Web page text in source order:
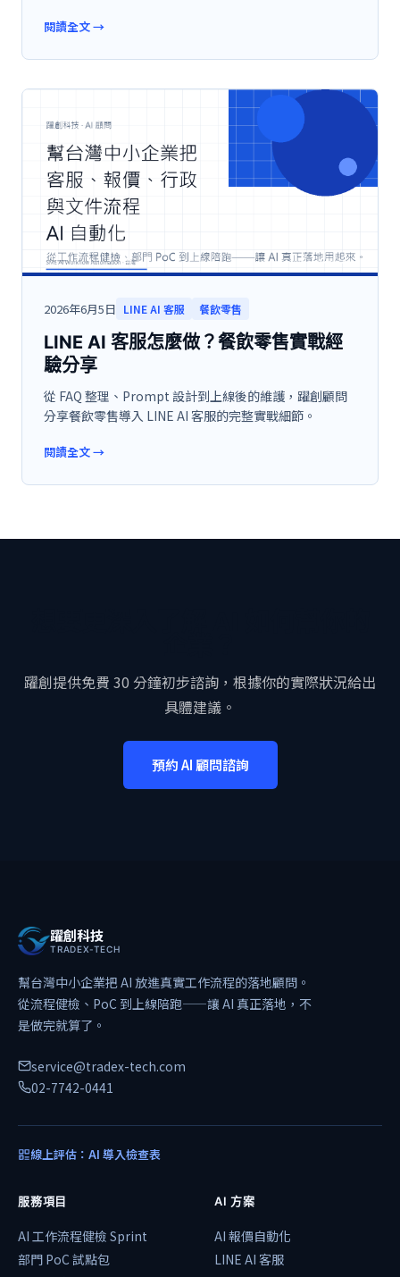
閱讀全文→
2026年6月5日 LINE AI 客服 餐飲零售
LINE AI 客服怎麼做？餐飲零售實戰經
驗分享
從 FAQ 整理、Prompt 設計到上線後的維護，躍創顧問
分享餐飲零售導入 LINE AI 客服的完整實戰細節。
閱讀全文→
躍創提供免費 30 分鐘初步諮詢，根據你的實際狀況給出
具體建議。
預約 AI 顧問諮詢
躍創科技
TRADEX-TECH
幫台灣中小企業把 AI 放進真實工作流程的落地顧問。
從流程健檢、PoC 到上線陪跑——讓 AI 真正落地，不
是做完就算了。
service@tradex-tech.com
02-7742-0441
線上評估：AI 導入檢查表
服務項目
AI 工作流程健檢 Sprint
部門 PoC 試點包
AI 方案
AI 報價自動化
LINE AI 客服